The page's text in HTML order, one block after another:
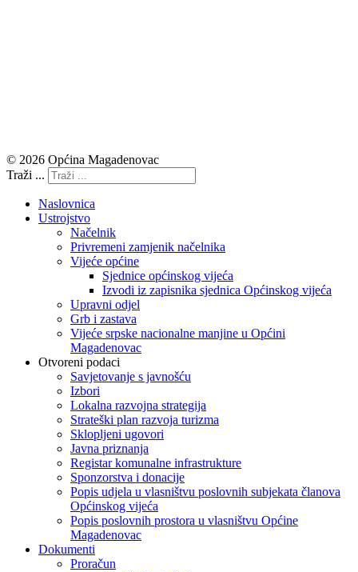
© 2026 Općina Magadenovac
Traži ...
Naslovnica
Ustrojstvo
Načelnik
Privremeni zamjenik načelnika
Vijeće općine
Sjednice općinskog vijeća
Izvodi iz zapisnika sjednica Općinskog vijeća
Upravni odjel
Grb i zastava
Vijeće srpske nacionalne manjine u Općini
Magadenovac
Otvoreni podaci
Savjetovanje s javnošću
Izbori
Lokalna razvojna strategija
Strateški plan razvoja turizma
Sklopljeni ugovori
Javna priznanja
Registar komunalne infrastrukture
Sponzorstva i donacije
Popis udjela u vlasništvu poslovnih subjekata članova
Općinskog vijeća
Popis poslovnih prostora u vlasništvu Općine
Magadenovac
Dokumenti
Proračun